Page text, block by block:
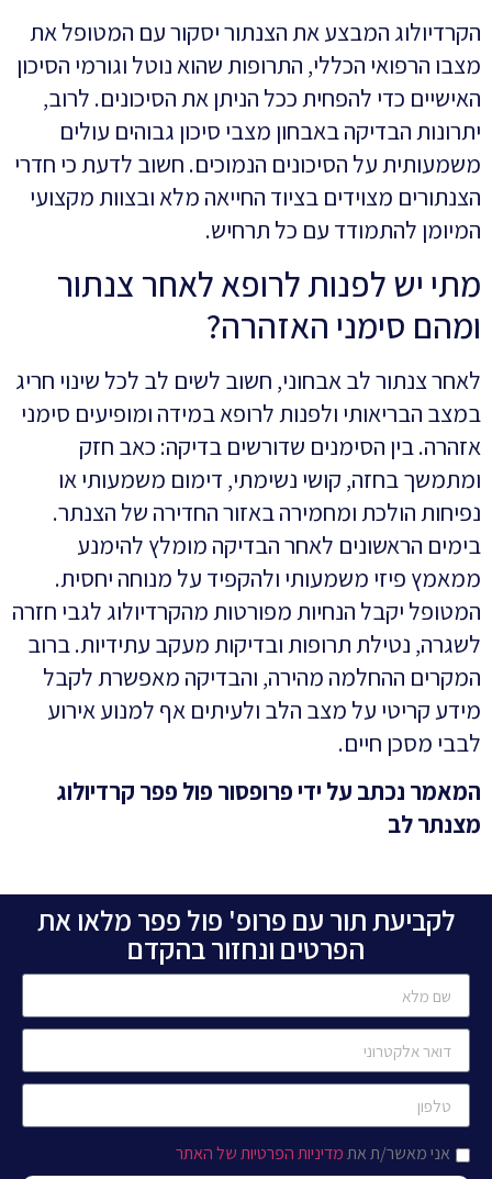
הקרדיולוג המבצע את הצנתור יסקור עם המטופל את
מצבו הרפואי הכללי, התרופות שהוא נוטל וגורמי הסיכון
האישיים כדי להפחית ככל הניתן את הסיכונים. לרוב,
יתרונות הבדיקה באבחון מצבי סיכון גבוהים עולים
משמעותית על הסיכונים הנמוכים. חשוב לדעת כי חדרי
הצנתורים מצוידים בציוד החייאה מלא ובצוות מקצועי
המיומן להתמודד עם כל תרחיש.
מתי יש לפנות לרופא לאחר צנתור
ומהם סימני האזהרה?
לאחר צנתור לב אבחוני, חשוב לשים לב לכל שינוי חריג
במצב הבריאותי ולפנות לרופא במידה ומופיעים סימני
אזהרה. בין הסימנים שדורשים בדיקה: כאב חזק
ומתמשך בחזה, קושי נשימתי, דימום משמעותי או
נפיחות הולכת ומחמירה באזור החדירה של הצנתר.
בימים הראשונים לאחר הבדיקה מומלץ להימנע
ממאמץ פיזי משמעותי ולהקפיד על מנוחה יחסית.
המטופל יקבל הנחיות מפורטות מהקרדיולוג לגבי חזרה
לשגרה, נטילת תרופות ובדיקות מעקב עתידיות. ברוב
המקרים ההחלמה מהירה, והבדיקה מאפשרת לקבל
מידע קריטי על מצב הלב ולעיתים אף למנוע אירוע
לבבי מסכן חיים.
המאמר נכתב על ידי פרופסור פול פפר קרדיולוג
מצנתר לב
לקביעת תור עם פרופ' פול פפר מלאו את
הפרטים ונחזור בהקדם
אני מאשר/ת אתמדיניות הפרטיות של האתר